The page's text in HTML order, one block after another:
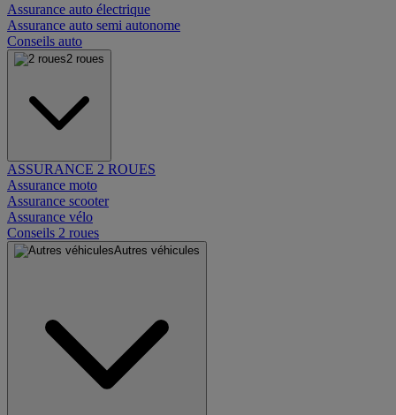
Assurance auto électrique
Assurance auto semi autonome
Conseils auto
2 roues
ASSURANCE 2 ROUES
Assurance moto
Assurance scooter
Assurance vélo
Conseils 2 roues
Autres véhicules